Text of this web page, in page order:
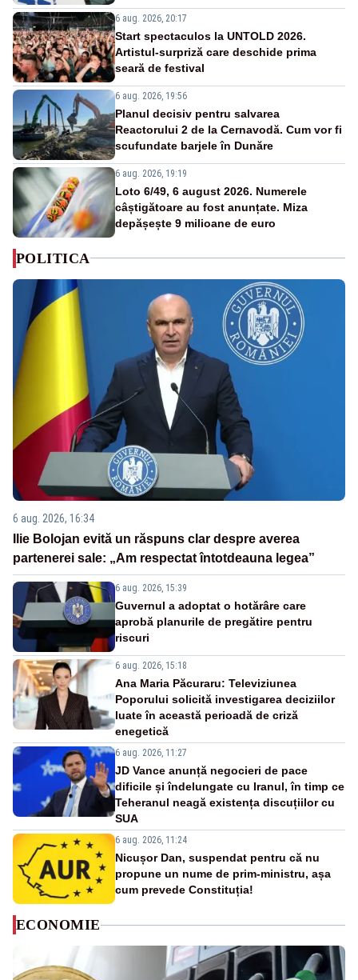
6 aug. 2026, 20:17
Start spectaculos la UNTOLD 2026.
Artistul-surpriză care deschide prima
seară de festival
6 aug. 2026, 19:56
Planul decisiv pentru salvarea
Reactorului 2 de la Cernavodă. Cum vor fi
scufundate barjele în Dunăre
6 aug. 2026, 19:19
Loto 6/49, 6 august 2026. Numerele
câștigătoare au fost anunțate. Miza
depășește 9 milioane de euro
POLITICA
6 aug. 2026, 16:34
Ilie Bolojan evită un răspuns clar despre averea
partenerei sale: „Am respectat întotdeauna legea”
6 aug. 2026, 15:39
Guvernul a adoptat o hotărâre care
aprobă planurile de pregătire pentru
riscuri
6 aug. 2026, 15:18
Ana Maria Păcuraru: Televiziunea
Poporului solicită investigarea deciziilor
luate în această perioadă de criză
enegetică
6 aug. 2026, 11:27
JD Vance anunță negocieri de pace
dificile și îndelungate cu Iranul, în timp ce
Teheranul neagă existența discuțiilor cu
SUA
6 aug. 2026, 11:24
Nicușor Dan, suspendat pentru că nu
propune un nume de prim-ministru, așa
cum prevede Constituția!
ECONOMIE